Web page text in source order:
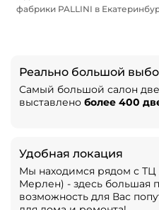
фабрики PALLINI в
Реально большой
Самый большой салон
выставлено более 400
Удобная локация
Мы находимся рядом с
Мерлен) - здесь большая
возможность для Вас